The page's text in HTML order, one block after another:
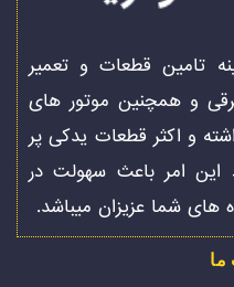
تامین قطعات و تعمیر
و همچنین موتور های
و اکثر قطعات یدکی پر
این امر باعث سهولت در
های شما عزیزان میباشد.